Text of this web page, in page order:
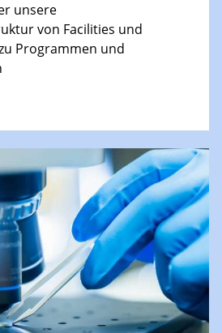
unsere
von Facilities und
Programmen und